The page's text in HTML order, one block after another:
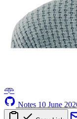
𖥸
Notes 10 June